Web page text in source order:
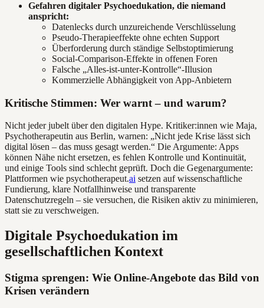
Gefahren digitaler Psychoedukation, die niemand
anspricht:
Datenlecks durch unzureichende Verschlüsselung
Pseudo-Therapieeffekte ohne echten Support
Überforderung durch ständige Selbstoptimierung
Social-Comparison-Effekte in offenen Foren
Falsche „Alles-ist-unter-Kontrolle“-Illusion
Kommerzielle Abhängigkeit von App-Anbietern
Kritische Stimmen: Wer warnt – und warum?
Nicht jeder jubelt über den digitalen Hype. Kritiker:innen wie Maja,
Psychotherapeutin aus Berlin, warnen: „Nicht jede Krise lässt sich
digital lösen – das muss gesagt werden.“ Die Argumente: Apps
können Nähe nicht ersetzen, es fehlen Kontrolle und Kontinuität,
und einige Tools sind schlecht geprüft. Doch die Gegenargumente:
Plattformen wie psychotherapeut.ai setzen auf wissenschaftliche
Fundierung, klare Notfallhinweise und transparente
Datenschutzregeln – sie versuchen, die Risiken aktiv zu minimieren,
statt sie zu verschweigen.
Digitale Psychoedukation im
gesellschaftlichen Kontext
Stigma sprengen: Wie Online-Angebote das Bild von
Krisen verändern